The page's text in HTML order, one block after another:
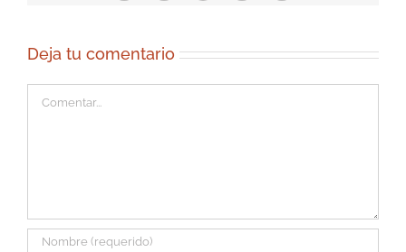
Deja tu comentario